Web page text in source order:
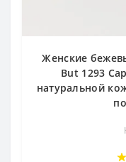
Женские
But 1293
натуральной